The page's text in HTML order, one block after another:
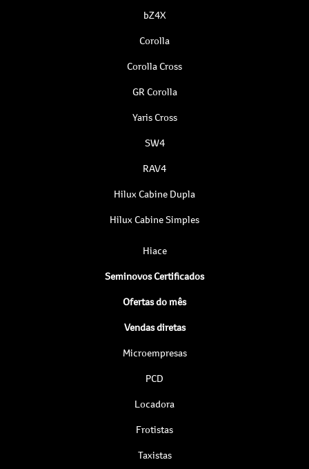
bZ4X
Corolla
Corolla Cross
GR Corolla
Yaris Cross
SW4
RAV4
Hilux Cabine Dupla
Hilux Cabine Simples
Hiace
Seminovos Certificados
Ofertas do mês
Vendas diretas
Microempresas
PCD
Locadora
Frotistas
Taxistas